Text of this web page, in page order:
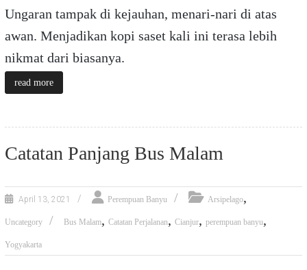
Ungaran tampak di kejauhan, menari-nari di atas
awan. Menjadikan kopi saset kali ini terasa lebih
nikmat dari biasanya.
read more
Catatan Panjang Bus Malam
April 13, 2021 Perempuan Banyu Arsipelago,
Uncategory Bus Malam, Catatan Perjalanan, Cianjur, perempuan banyu,
Yogyakarta